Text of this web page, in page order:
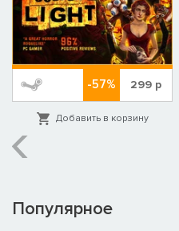
-57% 299 р
Добавить в корзину
Популярное